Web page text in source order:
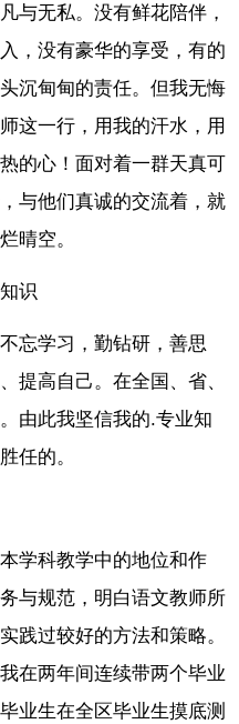
与无私。没有鲜花陪伴，
，没有豪华的享受，有的
沉甸甸的责任。但我无悔
这一行，用我的汗水，用
的心！面对着一群天真可
与他们真诚的交流着，就
晴空。
识
忘学习，勤钻研，善思
提高自己。在全国、省、
由此我坚信我的.专业知
任的。
学科教学中的地位和作
与规范，明白语文教师所
践过较好的方法和策略。
在两年间连续带两个毕业
业生在全区毕业生摸底测